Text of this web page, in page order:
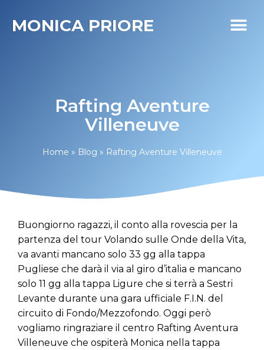
MONICA PRIORE
Rafting Aventure
Villeneuve
Home » Blog » Rafting Aventure Villeneuve
Buongiorno ragazzi, il conto alla rovescia per la
partenza del tour Volando sulle Onde della Vita,
va avanti mancano solo 33 gg alla tappa
Pugliese che darà il via al giro d’italia e mancano
solo 11 gg alla tappa Ligure che si terrà a Sestri
Levante durante una gara ufficiale F.I.N. del
circuito di Fondo/Mezzofondo. Oggi però
vogliamo ringraziare il centro Rafting Aventura
Villeneuve che ospiterà Monica nella tappa